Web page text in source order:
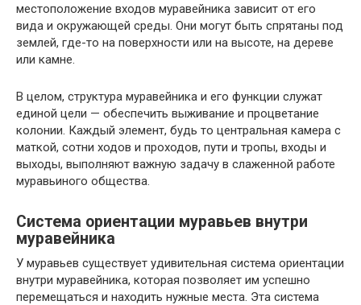
местоположение входов муравейника зависит от его
вида и окружающей среды. Они могут быть спрятаны под
землей, где-то на поверхности или на высоте, на дереве
или камне.
В целом, структура муравейника и его функции служат
единой цели — обеспечить выживание и процветание
колонии. Каждый элемент, будь то центральная камера с
маткой, сотни ходов и проходов, пути и тропы, входы и
выходы, выполняют важную задачу в слаженной работе
муравьиного общества.
Система ориентации муравьев внутри
муравейника
У муравьев существует удивительная система ориентации
внутри муравейника, которая позволяет им успешно
перемещаться и находить нужные места. Эта система